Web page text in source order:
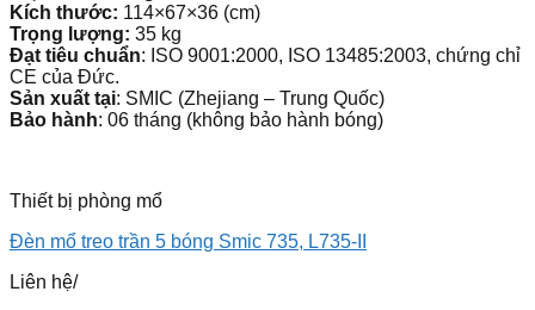
Kích thước: 114×67×36 (cm)
Trọng lượng: 35 kg
Đạt tiêu chuẩn: ISO 9001:2000, ISO 13485:2003, chứng chỉ
CE của Đức.
Sản xuất tại: SMIC (Zhejiang – Trung Quốc)
Bảo hành: 06 tháng (không bảo hành bóng)
Thiết bị phòng mổ
Đèn mổ treo trần 5 bóng Smic 735, L735-II
Liên hệ/